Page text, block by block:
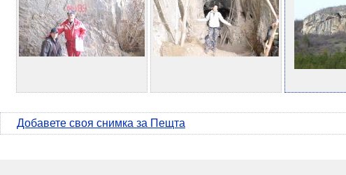
Добавете своя снимка за Пещта